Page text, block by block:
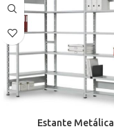
Estante Metálica